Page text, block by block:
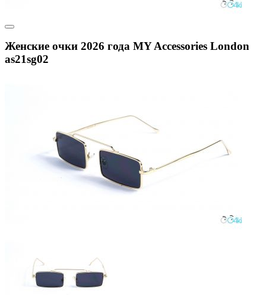
Женские очки 2026 года MY Accessories London
as21sg02